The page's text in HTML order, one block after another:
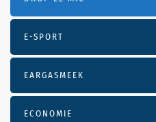
E-SPORT
EARGASMEEK
ECONOMIE